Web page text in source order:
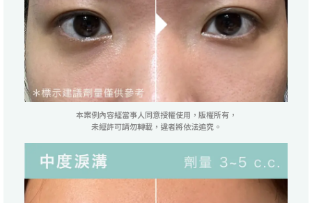
本案例內容經當事人同意授權使用，版權所有，
未經許可請勿轉載，違者將依法追究。